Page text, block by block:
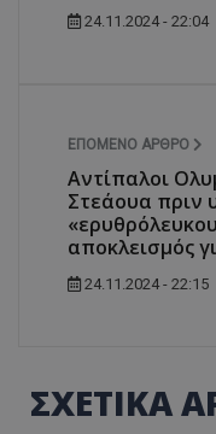
24.11.2024 - 22:04
ΕΠΌΜΕΝΟ ΆΡΘΡΟ
Αντίπαλοι
Στεάουα πριν
αποκλεισμός
24.11.2024 - 22:15
ΣΧΕΤΙΚΑ